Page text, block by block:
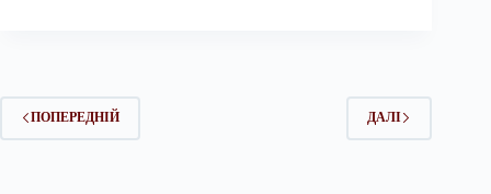
ПОПЕРЕДНІЙ ДАЛІ